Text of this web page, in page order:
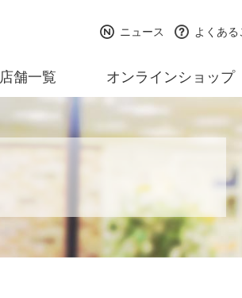
ニュース よくある
店舗一覧 オンラインショップ